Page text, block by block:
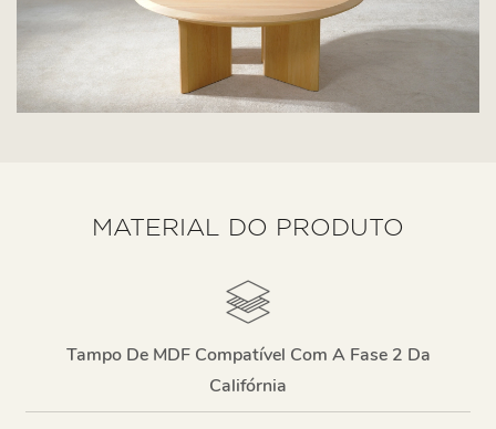
MATERIAL DO PRODUTO
Tampo De MDF Compatível Com A Fase 2 Da
Califórnia